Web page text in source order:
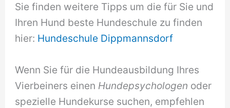
Sie finden weitere Tipps um die für Sie und
Ihren Hund beste Hundeschule zu finden
hier: Hundeschule Dippmannsdorf
Wenn Sie für die Hundeausbildung Ihres
Vierbeiners einen Hundepsychologen oder
spezielle Hundekurse suchen, empfehlen